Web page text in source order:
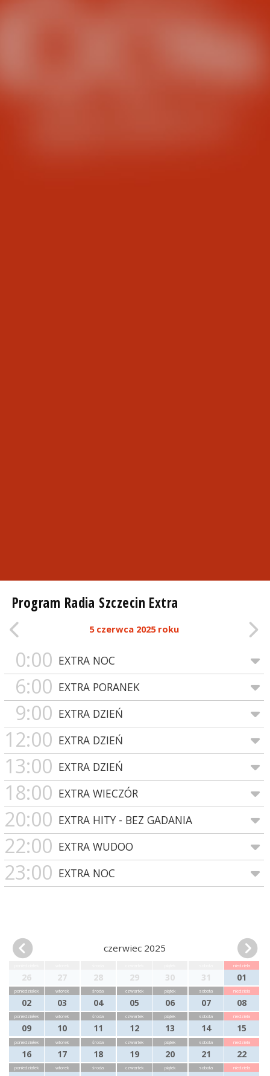
Program Radia Szczecin Extra
5 czerwca 2025 roku
0:00 EXTRA NOC
6:00 EXTRA PORANEK
9:00 EXTRA DZIEŃ
12:00 EXTRA DZIEŃ
13:00 EXTRA DZIEŃ
18:00 EXTRA WIECZÓR
20:00 EXTRA HITY - BEZ GADANIA
22:00 EXTRA WUDOO
23:00 EXTRA NOC
czerwiec 2025
26 27 28 29 30 31
niedziela
01
poniedziałek
02
wtorek
03
środa
04
czwartek
05
piątek
06
sobota
07
niedziela
08
poniedziałek
09
wtorek
10
środa
11
czwartek
12
piątek
13
sobota
14
niedziela
15
poniedziałek
16
wtorek
17
środa
18
czwartek
19
piątek
20
sobota
21
niedziela
22
poniedziałek wtorek środa czwartek piątek sobota niedziela